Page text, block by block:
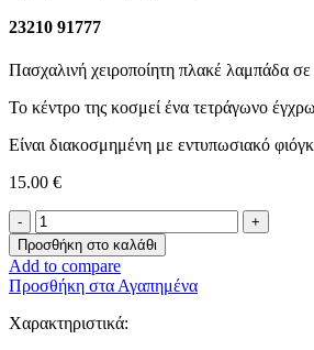
23210 91777
Πασχαλινή χειροποίητη πλακέ λαμπάδα
Το κέντρο της κοσμεί ένα τετράγωνο
Είναι διακοσμημένη με εντυπωσιακό
15.00 €
Λαμπάδα
-
Hello
Kitty-
ποσότητα
Προσθήκη στο καλάθι
Add to compare
Προσθήκη στα Αγαπημένα
Χαρακτηριστικά: